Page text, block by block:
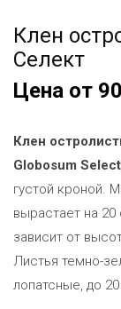
Клен
Селект
Цена от
Клен
Globosum
густой кроной.
вырастает на
зависит от
Листья темно-
лопатсные, до